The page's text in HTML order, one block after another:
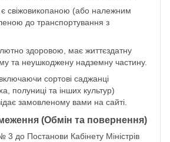
свіжовикопаною (або належним
до транспортування з
здоровою, має життєздатну
та неушкоджену надземну частину.
сортові саджанці
полуниці та інших культур)
замовленому вами на сайті.
(Обмін та повернення)
3 до Постанови Кабінету Міністрів